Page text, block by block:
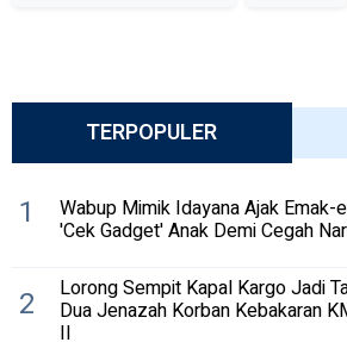
TERPOPULER
1 Wabup Mimik Idayana Ajak Emak-
'Cek Gadget' Anak Demi Cegah
2 Lorong Sempit Kapal Kargo Jadi
Dua Jenazah Korban Kebakaran
II